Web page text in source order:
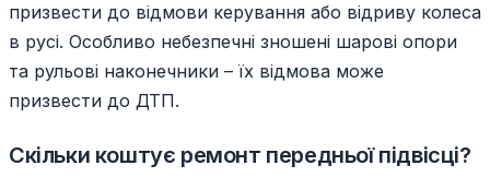
призвести до відмови керування або відриву колеса
в русі. Особливо небезпечні зношені шарові опори
та рульові наконечники – їх відмова може
призвести до ДТП.
Скільки коштує ремонт передньої підвісці?